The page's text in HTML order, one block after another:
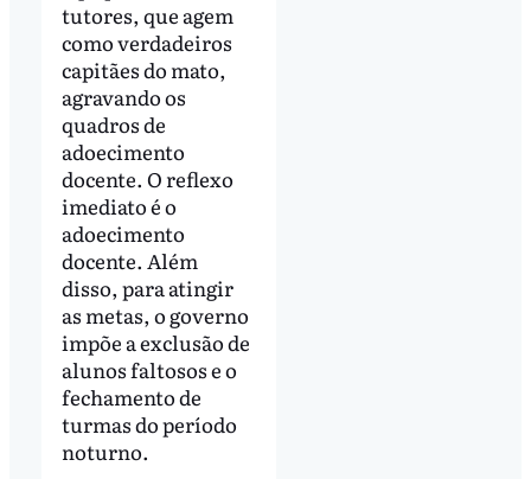
tutores, que agem
como verdadeiros
capitães do mato,
agravando os
quadros de
adoecimento
docente. O reflexo
imediato é o
adoecimento
docente. Além
disso, para atingir
as metas, o governo
impõe a exclusão de
alunos faltosos e o
fechamento de
turmas do período
noturno.